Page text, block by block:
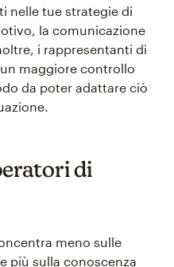
nelle tue strategie di
la comunicazione
i rappresentanti di
maggiore controllo
da poter adattare ciò
di
meno sulle
più sulla conoscenza